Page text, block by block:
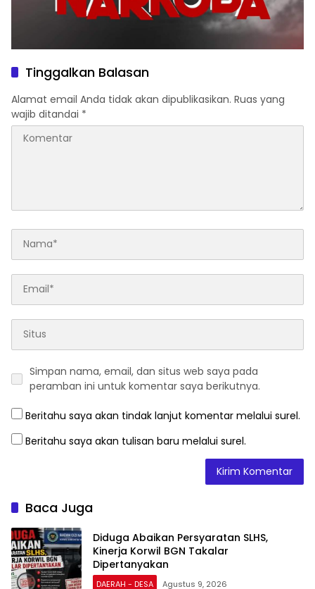
Tinggalkan Balasan
Alamat email Anda tidak akan dipublikasikan. Ruas yang
wajib ditandai *
Simpan nama, email, dan situs web saya pada
peramban ini untuk komentar saya berikutnya.
Beritahu saya akan tindak lanjut komentar melalui surel.
Beritahu saya akan tulisan baru melalui surel.
Baca Juga
Diduga Abaikan Persyaratan SLHS,
Kinerja Korwil BGN Takalar
Dipertanyakan
DAERAH - DESA Agustus 9, 2026